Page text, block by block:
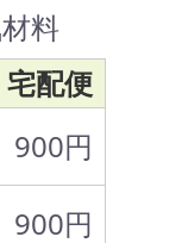
料
宅配便
900円
900円